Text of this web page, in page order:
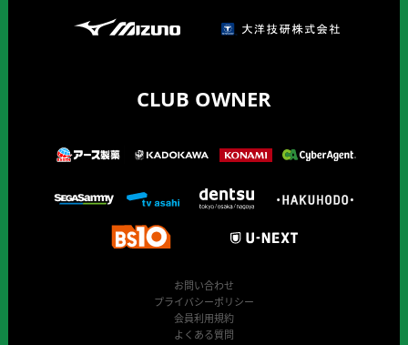
CLUB OWNER
お問い合わせ
プライバシーポリシー
会員利用規約
よくある質問